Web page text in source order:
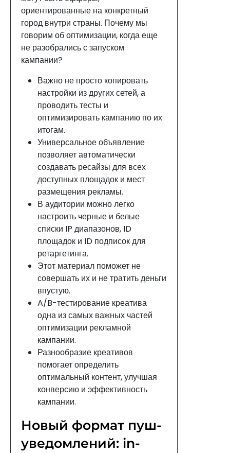
ориентированные на конкретный
город внутри страны. Почему мы
говорим об оптимизации, когда еще
не разобрались с запуском
кампании?
Важно не просто копировать
настройки из других сетей, а
проводить тесты и
оптимизировать кампанию по их
итогам.
Универсальное объявление
позволяет автоматически
создавать ресайзы для всех
доступных площадок и мест
размещения рекламы.
В аудитории можно легко
настроить черные и белые
списки IP диапазонов, ID
площадок и ID подписок для
ретаргетинга.
Этот материал поможет не
совершать их и не тратить деньги
впустую.
A/B-тестирование креатива
одна из самых важных частей
оптимизации рекламной
кампании.
Разнообразие креативов
помогает определить
оптимальный контент, улучшая
конверсию и эффективность
кампании.
Новый формат пуш-
уведомлений: in-